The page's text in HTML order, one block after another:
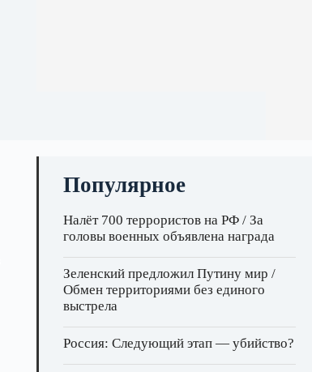
Популярное
Налёт 700 террористов на РФ / За
головы военных объявлена награда
Зеленский предложил Путину мир /
Обмен территориями без единого
выстрела
Россия: Следующий этап — убийство?